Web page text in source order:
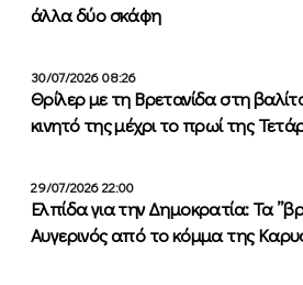
άλλα δύο σκάφη
30/07/2026 08:26
Θρίλερ με τη Βρετανίδα στη
κινητό της μέχρι το πρωί της
29/07/2026 22:00
Ελπίδα για την Δημοκρατία: Τα
Αυγερινός από το κόμμα της